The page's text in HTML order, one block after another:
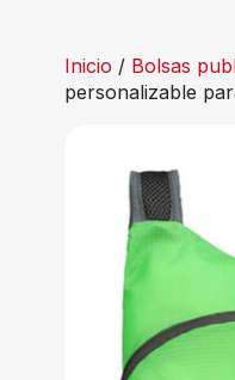
Inicio / Bolsas
personalizable